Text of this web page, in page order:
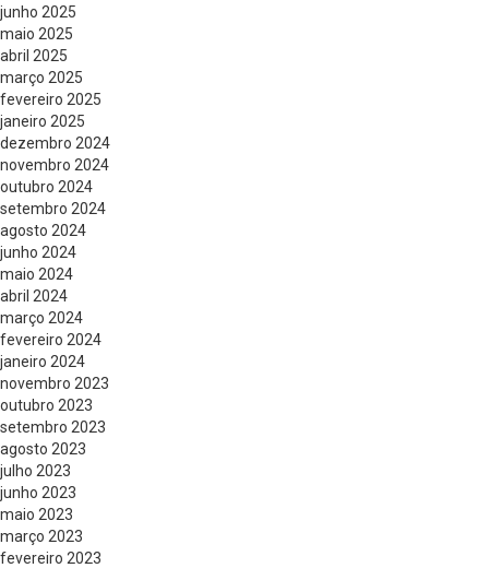
junho 2025
maio 2025
abril 2025
março 2025
fevereiro 2025
janeiro 2025
dezembro 2024
novembro 2024
outubro 2024
setembro 2024
agosto 2024
junho 2024
maio 2024
abril 2024
março 2024
fevereiro 2024
janeiro 2024
novembro 2023
outubro 2023
setembro 2023
agosto 2023
julho 2023
junho 2023
maio 2023
março 2023
fevereiro 2023